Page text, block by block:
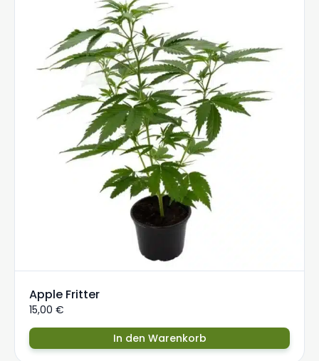
Apple Fritter
15,00 €
In den Warenkorb